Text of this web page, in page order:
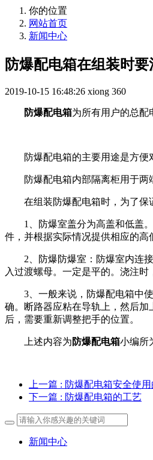
你的位置
网站首页
新闻中心
防爆配电箱在组装时
2019-10-15 16:48:26 xiong 360
防爆配电箱为所有用户的总配
防爆配电箱的主要用途是方便对
防爆配电箱内部隔离柜用于两端
在组装防爆配电箱时，为了保证
1、防爆室盖分为高盖和低盖。
件，并根据实际情况提供相应的高
2、防爆防爆室：防爆室内连接
入过渡螺母。一定是平的。浇注
3、一般来说，防爆配电箱中使
确。断路器应粘在导轨上，然后
后，需要重新调整把手的位置。
上述内容为 防爆配电箱小编所
上一篇 : 防爆配电箱安全使
下一篇 : 防爆配电箱的工艺
新闻中心